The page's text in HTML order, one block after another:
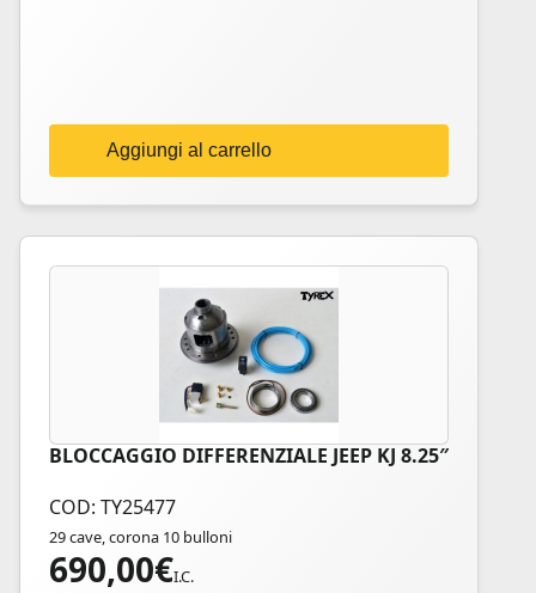
Aggiungi al carrello
BLOCCAGGIO DIFFERENZIALE JEEP KJ 8.25″
COD: TY25477
29 cave, corona 10 bulloni
690,00€I.C.